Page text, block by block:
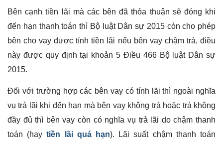
Bên cạnh tiền lãi mà các bên đã thỏa thuận sẽ đóng khi
đến hạn thanh toán thì Bộ luật Dân sự 2015 còn cho phép
bên cho vay được tính tiền lãi nếu bên vay chậm trả, điều
này được quy định tại khoản 5 Điều 466 Bộ luật Dân sự
2015.
Đối với trường hợp các bên vay có tính lãi thì ngoài nghĩa
vụ trả lãi khi đến hạn mà bên vay không trả hoặc trả không
đầy đủ thì bên vay còn có nghĩa vụ trả lãi do chậm thanh
toán (haytiền lãi quá hạn). Lãi suất chậm thanh toán